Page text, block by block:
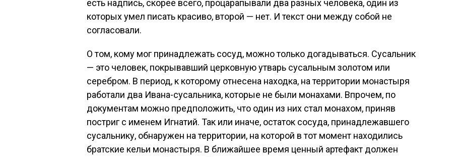
есть надпись, скорее всего, процарапывали два разных человека, один из
которых умел писать красиво, второй — нет. И текст они между собой не
согласовали.
О том, кому мог принадлежать сосуд, можно только догадываться. Сусальник
— это человек, покрывавший церковную утварь сусальным золотом или
серебром. В период, к которому отнесена находка, на территории монастыря
работали два Ивана-сусальника, которые не были монахами. Впрочем, по
документам можно предположить, что один из них стал монахом, приняв
постриг с именем Игнатий. Так или иначе, остаток сосуда, принадлежавшего
сусальнику, обнаружен на территории, на которой в тот момент находились
братские кельи монастыря. В ближайшее время ценный артефакт должен